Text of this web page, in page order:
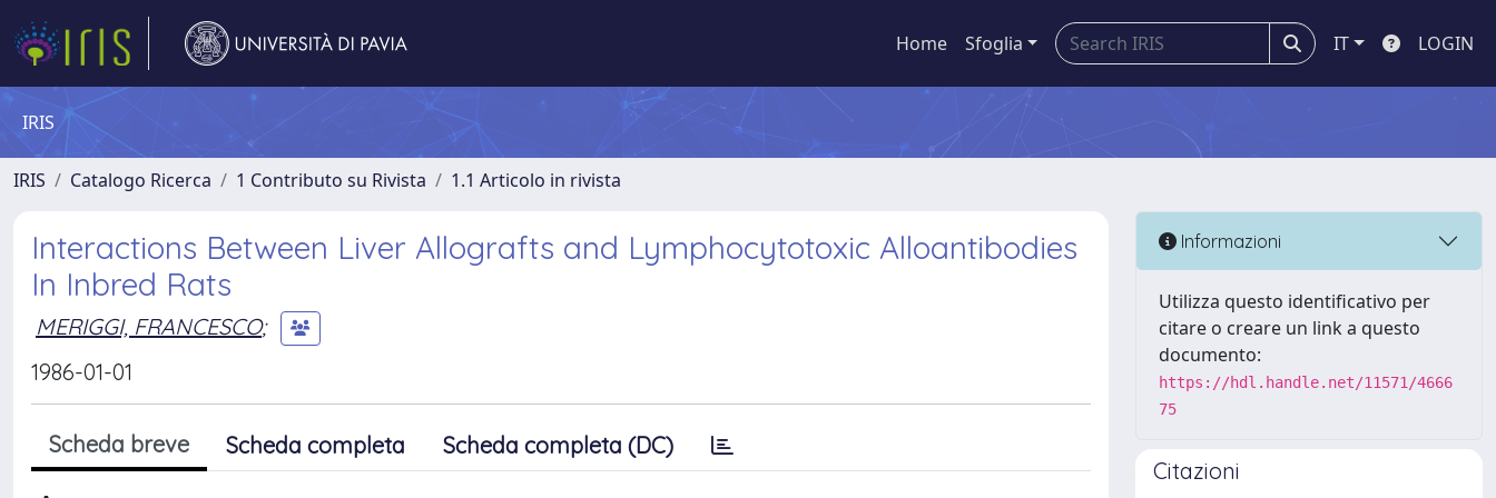
Home Sfoglia IT LOGIN
IRIS
IRIS Catalogo Ricerca 1 Contributo su Rivista 1.1 Articolo in rivista
Interactions Between Liver Allografts and Lymphocytotoxic Alloantibodies
In Inbred Rats
MERIGGI, FRANCESCO;
1986-01-01
Scheda breve Scheda completa Scheda completa (DC)
Informazioni
Utilizza questo identificativo per
citare o creare un link a questo
documento:
https://hdl.handle.net/11571/4666
75
Citazioni